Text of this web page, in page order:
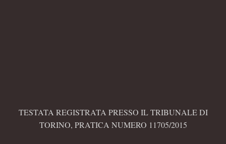
TESTATA REGISTRATA PRESSO IL TRIBUNALE DI
TORINO, PRATICA NUMERO 11705/2015